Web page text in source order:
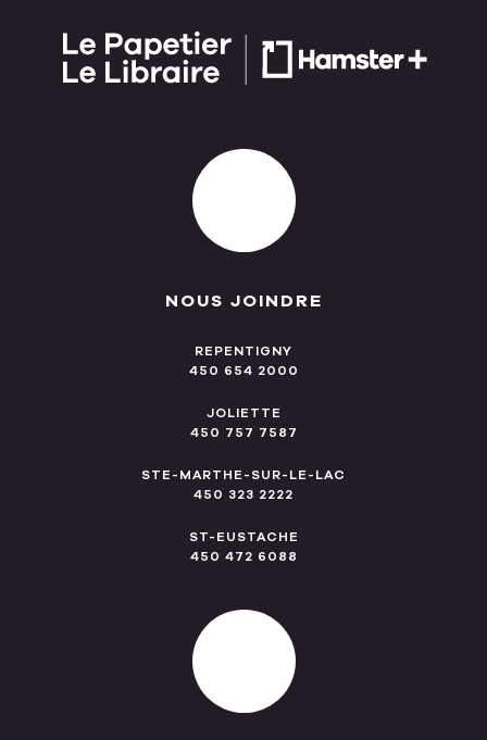
NOUS JOINDRE
REPENTIGNY
450 654 2000
JOLIETTE
450 757 7587
STE-MARTHE-SUR-LE-LAC
450 323 2222
ST-EUSTACHE
450 472 6088